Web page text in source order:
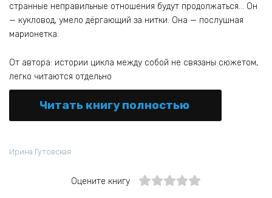
странные неправильные отношения будут продолжаться… Он
— кукловод, умело дёргающий за нитки. Она — послушная
марионетка.
От автора: истории цикла между собой не связаны сюжетом,
легко читаются отдельно
Читать книгу полностью
Ирина Гутовская
Оцените книгу